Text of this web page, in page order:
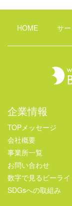
HOME サ
企業情報
TOPメッセージ
会社概要
事業所一覧
お問い合わせ
数字で見るビーラ
SDGsへの取組み